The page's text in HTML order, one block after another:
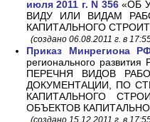
июля 2011 г. N 356«ОБ
ВИДУ ИЛИ ВИДАМ
КАПИТАЛЬНОГО
(создано 06.08.2011 г. в
Приказ Минрегиона
регионального
ПЕРЕЧНЯ ВИДОВ
ДОКУМЕНТАЦИИ, ПО
КАПИТАЛЬНОГО
ОБЪЕКТОВ
(создано 15.12.2011 г. в